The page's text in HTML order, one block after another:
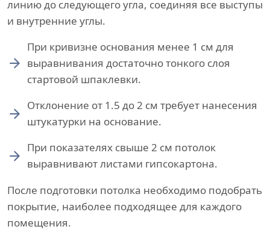
линию до следующего угла, соединяя все выступы
и внутренние углы.
При кривизне основания менее 1 см для
выравнивания достаточно тонкого слоя
стартовой шпаклевки.
Отклонение от 1.5 до 2 см требует нанесения
штукатурки на основание.
При показателях свыше 2 см потолок
выравнивают листами гипсокартона.
После подготовки потолка необходимо подобрать
покрытие, наиболее подходящее для каждого
помещения.